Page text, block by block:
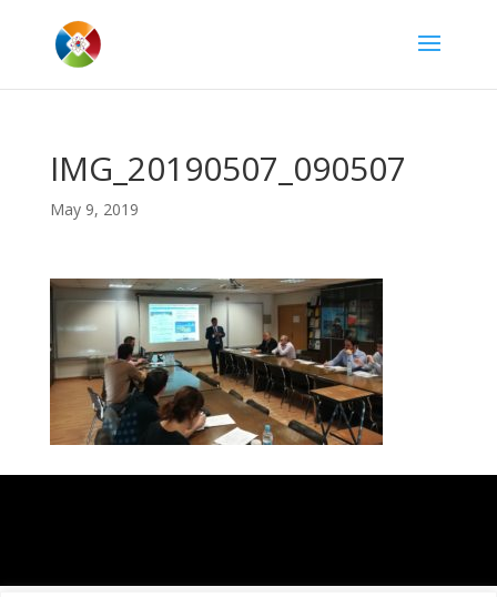
IMG_20190507_090507
May 9, 2019